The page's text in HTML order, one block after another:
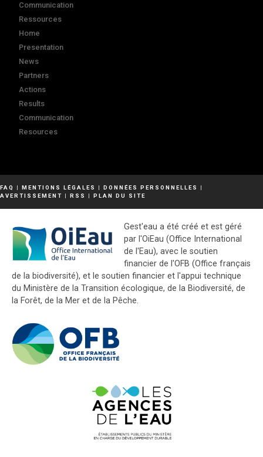
Communication
Ressources
Home
Presentation
News
Partners
Actions
Results
Communication
Resources
FAQ | MENTIONS LÉGALES | DONNÉES PERSONNELLES
|
AVERTISSEMENT | RSS | PLAN DU SITE
Gest'eau a été créé et est géré
par l'OiEau (Office International
de l'Eau), avec le soutien
financier de l'OFB (Office français
de la biodiversité), et le soutien financier et l'appui technique
du Ministère de la Transition écologique, de la Biodiversité, de
la Forêt, de la Mer et de la Pêche.